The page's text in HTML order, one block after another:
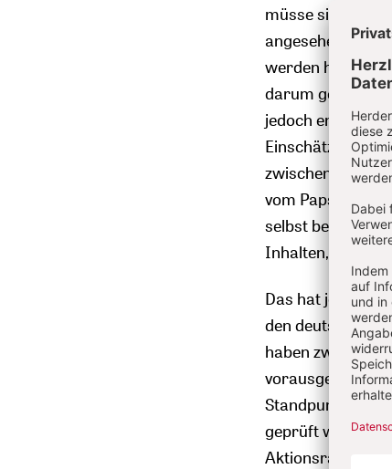
müsse sich nicht
angesehen und
werden hier und
darum gemacht,
jedoch
Einschätzung,
zwischen
vom Papst
selbst befassen
Inhalten, die zu
Das hat jetzt
den deutschen
haben zwar
geprüft werden
Aktionsradien,